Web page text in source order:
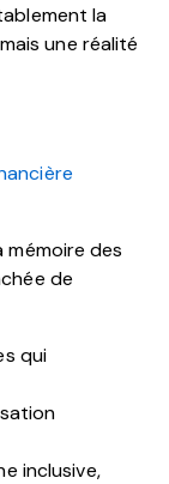
la
une réalité
mémoire des
de
qui
inclusive,